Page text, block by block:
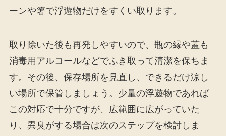
ーンや箸で浮遊物だけをすくい取ります。
取り除いた後も再発しやすいので、瓶の縁や蓋も
消毒用アルコールなどでふき取って清潔を保ちま
す。その後、保存場所を見直し、できるだけ涼し
い場所で保管しましょう。少量の浮遊物であれば
この対応で十分ですが、広範囲に広がっていた
り、異臭がする場合は次のステップを検討しま